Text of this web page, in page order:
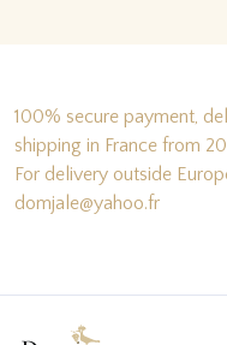
100% secure payment,
shipping in France from
For delivery outside
domjale@yahoo.fr